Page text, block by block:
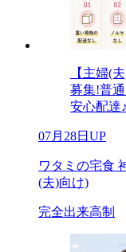
【主婦(
募集!普
安心配達
07月28日UP
ワタミの宅食
(夫)向け)
完全出来高制